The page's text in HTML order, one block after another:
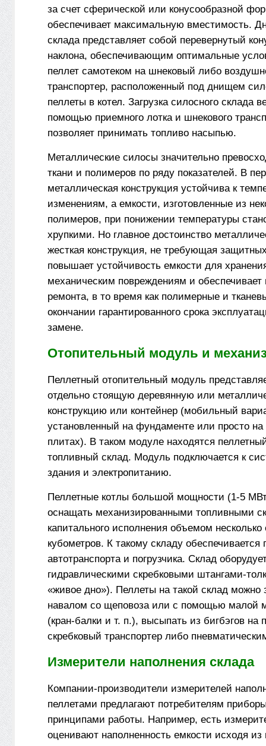
за счет сферической или конусообразной
обеспечивает максимальную вместимость.
склада представляет собой перевернутый
наклона, обеспечивающим оптимальные
пеллет самотеком на шнековый либо
транспортер, расположенный под днищем
пеллеты в котел. Загрузка силосного склада
помощью приемного лотка и шнекового
позволяет принимать топливо насыпью.
Металлические силосы значительно
ткани и полимеров по ряду показателей. В
металлическая конструкция устойчива к
изменениям, а емкости, изготовленные из
полимеров, при понижении температуры
хрупкими. Но главное достоинство
жесткая конструкция, не требующая
повышает устойчивость емкости для
механическим повреждениям и обеспечивает
ремонта, в то время как полимерные и
окончании гарантированного срока
замене.
Отопительный модуль и
Пеллетный отопительный модуль
отдельно стоящую деревянную или
конструкцию или контейнер (мобильный
установленный на фундаменте или просто на
плитах). В таком модуле находятся
топливный склад. Модуль подключается к
здания и электропитанию.
Пеллетные котлы большой мощности (1-5
оснащать механизированными топливными
капитального исполнения объемом несколько
кубометров. К такому складу обеспечивается
автотранспорта и погрузчика. Склад
гидравлическими скребковыми штангами-
«живое дно»). Пеллеты на такой склад можно
навалом со щеповоза или с помощью малой
(кран-балки и т. п.), высыпать из биг­бэгов на
скребковый транспортер либо
Измерители наполнения склада
Компании-производители измерителей
пеллетами предлагают потребителям
принципами работы. Например, есть
оценивают наполненность емкости исходя из